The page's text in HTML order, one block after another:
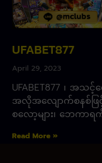
UFABET877
April 29, 2023
UFABET877 ၊ အသ
အလိုအလျောက်စနစ်ဖြ
စလော့များ၊ ဘေက
Read More »